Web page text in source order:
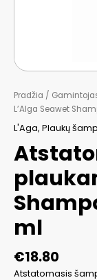
Pradžia /
L’Alga Seawet
L'Aga, Plaukų
ml
€18.80
Atstatomasis